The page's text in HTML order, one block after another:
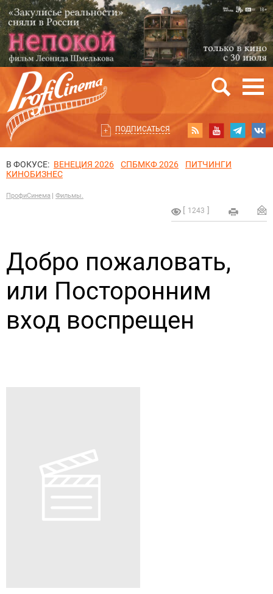
ПОДПИСАТЬСЯ
В ФОКУСЕ: ВЕНЕЦИЯ 2026 СПБМКФ 2026
ПИТЧИНГИ
КИНОБИЗНЕС
ПрофиСинема Фильмы.
1243
Добро пожаловать,
или Посторонним
вход воспрещен